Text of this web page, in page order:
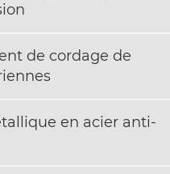
de cordage de
en acier anti-